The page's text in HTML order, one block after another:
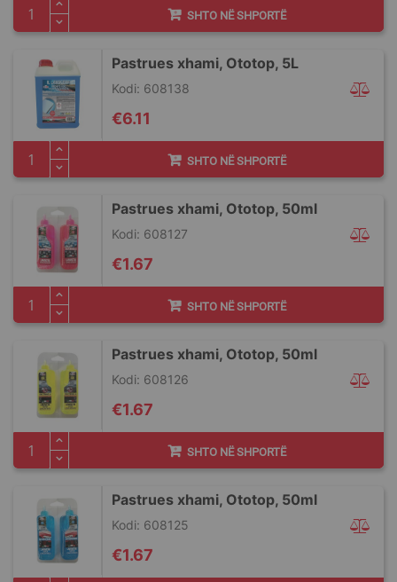
SHTO NË SHPORTË
Pastrues xhami, Ototop, 5L
€6.11
Kodi: 608138
SHTO NË SHPORTË
Pastrues xhami, Ototop, 50ml
€1.67
Kodi: 608127
SHTO NË SHPORTË
Pastrues xhami, Ototop, 50ml
€1.67
Kodi: 608126
SHTO NË SHPORTË
Pastrues xhami, Ototop, 50ml
€1.67
Kodi: 608125